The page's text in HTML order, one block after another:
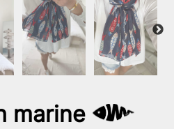
marine